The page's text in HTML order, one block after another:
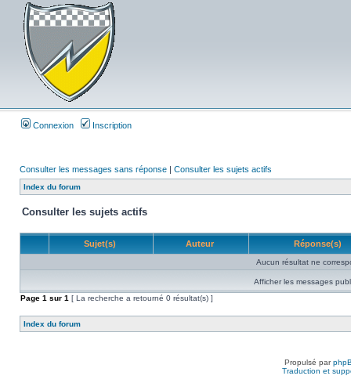
Connexion Inscription
Consulter les messages sans réponse | Consulter les sujets actifs
Index du forum
Consulter les sujets actifs
Sujet(s) Auteur Réponse(s)
Aucun résultat ne
Afficher les messages
Page 1 sur 1 [ La recherche a retourné 0 résultat(s) ]
Index du forum
Propulsé par
Traduction et